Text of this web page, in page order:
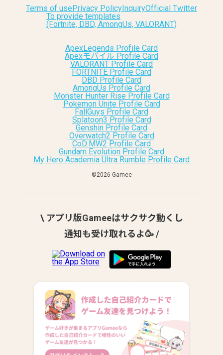
Terms of usePrivacy Policy InquiryOfficial Twitter
To provide templates
(Fortnite, DBD, AmongUs, VALORANT)
ApexLegends Profile Card
Apexモバイル Profile Card
VALORANT Profile Card
FORTNITE Profile Card
DBD Profile Card
AmongUs Profile Card
Monster Hunter Rise Profile Card
Pokemon Unite Profile Card
FallGuys Profile Card
Splatoon3 Profile Card
Genshin Profile Card
Overwatch2 Profile Card
CoD:MW2 Profile Card
Gundam Evolution Profile Card
My Hero Academia Ultra Rumble Profile Card
©︎2026 Gamee
\ アプリ版Gameeはサクサク動くし
通知も受け取れるよ🥳 /